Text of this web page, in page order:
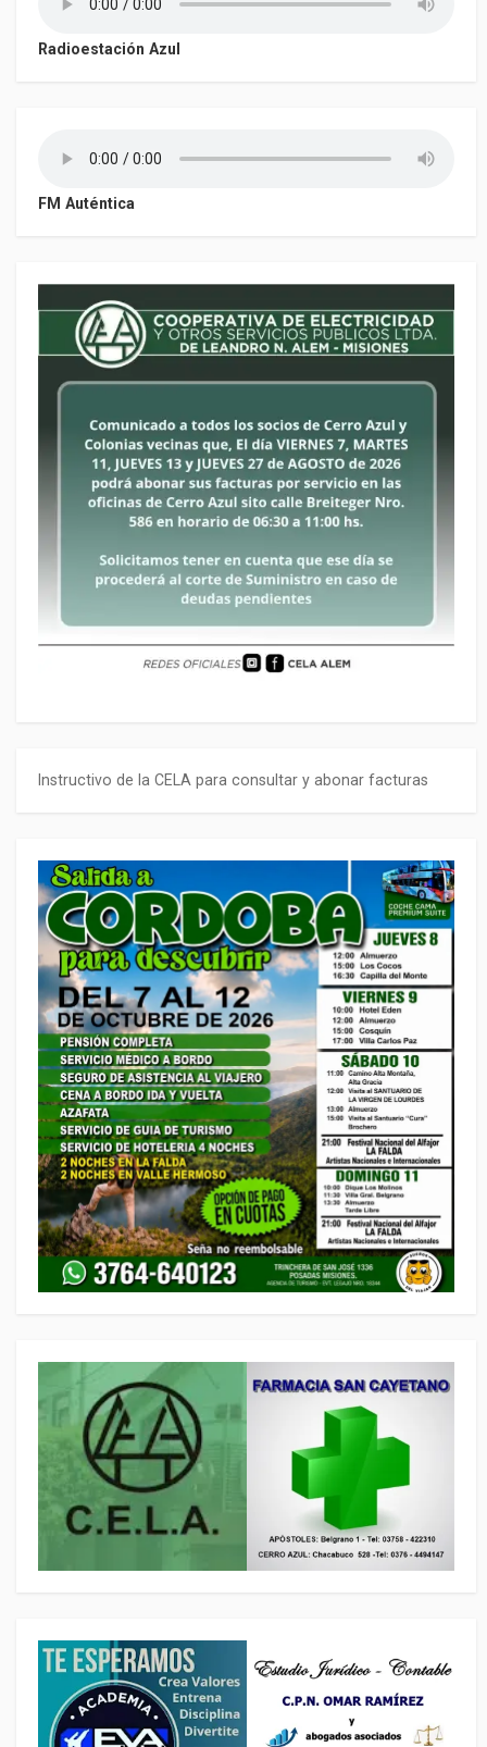
Radioestación Azul
FM Auténtica
Instructivo de la CELA para consultar y abonar facturas